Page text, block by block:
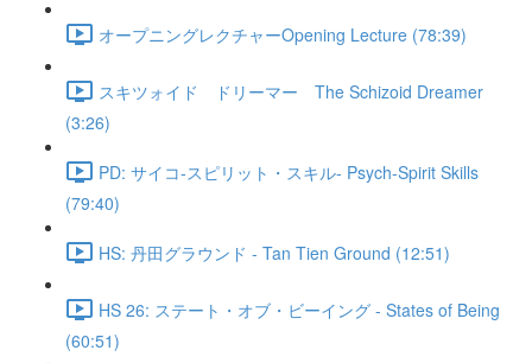
オープニングレクチャーOpening Lecture (78:39)
スキツォイド ドリーマー The Schizoid Dreamer
(3:26)
PD: サイコ‐スピリット・スキル- Psych-Spirit Skills
(79:40)
HS: 丹田グラウンド - Tan Tien Ground (12:51)
HS 26: ステート・オブ・ビーイング - States of Being
(60:51)